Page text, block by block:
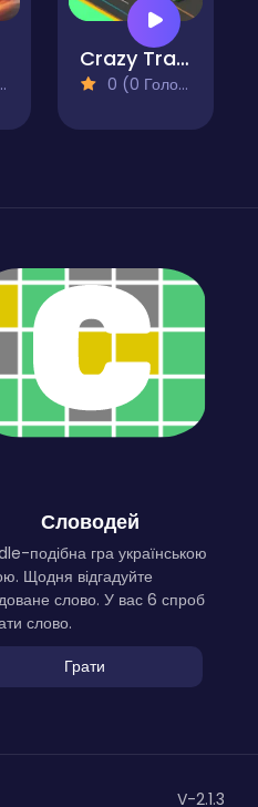
Crazy Traffic Racer Online
0 (0 Голосів)
Словодей
подібна гра українською
Щодня відгадуйте
слово. У вас 6 спроб
слово.
Грати
V-2.1.3